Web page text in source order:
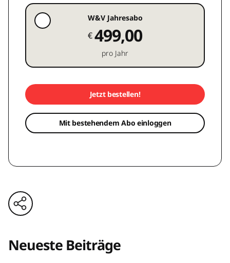
W&V Jahresabo
€499,00
pro Jahr
Jetzt bestellen!
Mit bestehendem Abo einloggen
Neueste Beiträge